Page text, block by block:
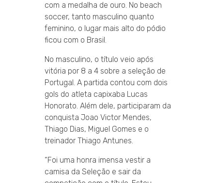
com a medalha de ouro. No beach
soccer, tanto masculino quanto
feminino, o lugar mais alto do pódio
ficou com o Brasil.
No masculino, o título veio após
vitória por 8 a 4 sobre a seleção de
Portugal. A partida contou com dois
gols do atleta capixaba Lucas
Honorato. Além dele, participaram da
conquista Joao Victor Mendes,
Thiago Dias, Miguel Gomes e o
treinador Thiago Antunes.
“Foi uma honra imensa vestir a
camisa da Seleção e sair da